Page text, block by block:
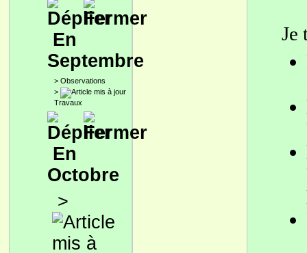
En
Septembre
> Observations
>
Travaux
En
Octobre
>
Je